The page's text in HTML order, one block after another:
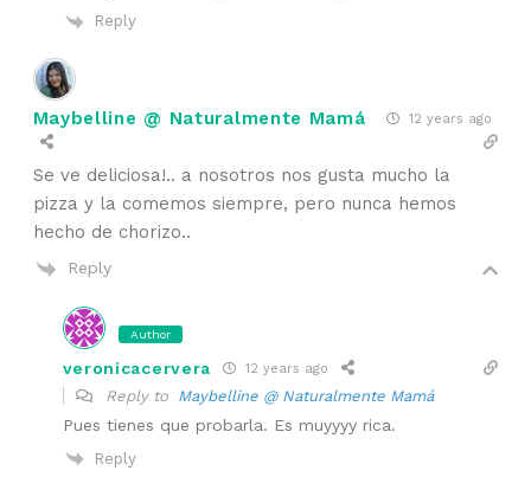
Reply
Maybelline @ Naturalmente Mamá 12 years ago
Se ve deliciosa!.. a nosotros nos gusta mucho la
pizza y la comemos siempre, pero nunca hemos
hecho de chorizo..
Reply
Author
veronicacervera 12 years ago
Reply to Maybelline @ Naturalmente Mamá
Pues tienes que probarla. Es muyyyy rica.
Reply